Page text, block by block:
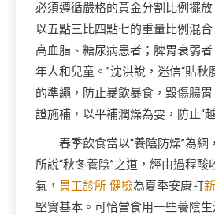
必須遵循嚴格的黃金分割比例擺
以五點三比四點七的重量比例混合
高血脂、糖尿病患者；脾胃衰弱
年人和兒童。”沈洪說，迷信“貼秋
的準繩，防止暴飲暴食，毀傷腸
證施補，以平補潤燥為要，防止“
春季飲食當以“養陰防燥”為綱
所說“秋冬養陰”之道，經由過程
氣， 員工診所 健檢為夏季安康打
堅實基本。可恰當食用一些養陰